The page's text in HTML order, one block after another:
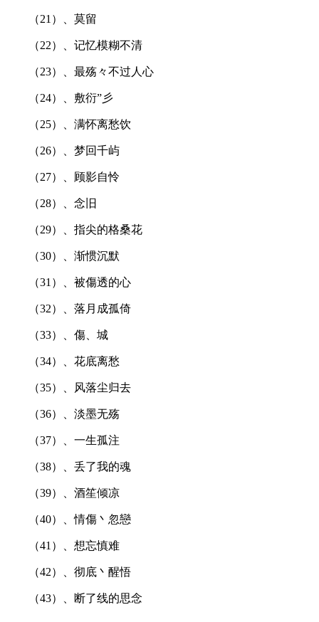
（21）、莫留
（22）、记忆模糊不清
（23）、最殇々不过人心
（24）、敷衍”彡
（25）、满怀离愁饮
（26）、梦回千屿
（27）、顾影自怜
（28）、念旧
（29）、指尖的格桑花
（30）、渐惯沉默
（31）、被傷透的心
（32）、落月成孤倚
（33）、傷、城
（34）、花底离愁
（35）、风落尘归去
（36）、淡墨无殇
（37）、一生孤注
（38）、丢了我的魂
（39）、酒笙倾凉
（40）、情傷丶忽戀
（41）、想忘慎难
（42）、彻底丶醒悟
（43）、断了线的思念